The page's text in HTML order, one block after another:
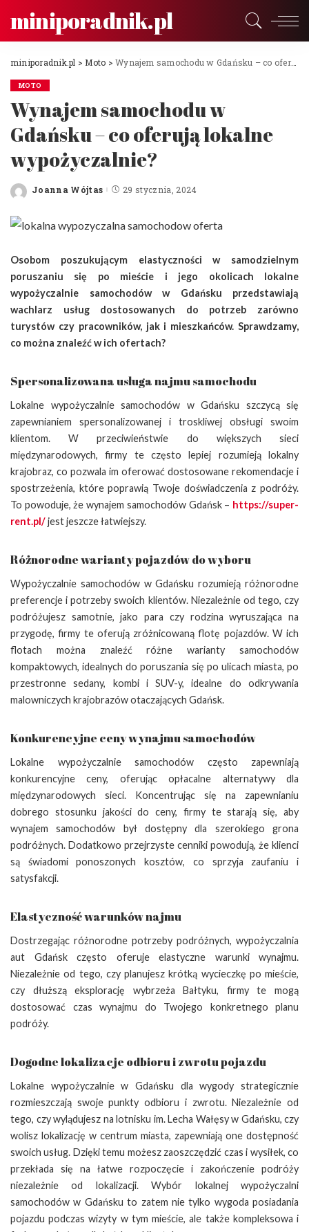
miniporadnik.pl
miniporadnik.pl > Moto >Wynajem samochodu w Gdańsku – co oferują lokalne wypożyczalnie?
MOTO
Wynajem samochodu w
Gdańsku – co oferują lokalne
wypożyczalnie?
Posted
Joanna Wójtas 29 stycznia, 2024
Osobom poszukującym elastyczności w samodzielnym
poruszaniu się po mieście i jego okolicach lokalne
wypożyczalnie samochodów w Gdańsku przedstawiają
wachlarz usług dostosowanych do potrzeb zarówno
turystów czy pracowników, jak i mieszkańców. Sprawdzamy,
co można znaleźć w ich ofertach?
Spersonalizowana usługa najmu samochodu
Lokalne wypożyczalnie samochodów w Gdańsku szczycą się
zapewnianiem spersonalizowanej i troskliwej obsługi swoim
klientom. W przeciwieństwie do większych sieci
międzynarodowych, firmy te często lepiej rozumieją lokalny
krajobraz, co pozwala im oferować dostosowane rekomendacje i
spostrzeżenia, które poprawią Twoje doświadczenia z podróży.
To powoduje, że wynajem samochodów Gdańsk – https://super-
rent.pl/jest jeszcze łatwiejszy.
Różnorodne warianty pojazdów do wyboru
Wypożyczalnie samochodów w Gdańsku rozumieją różnorodne
preferencje i potrzeby swoich klientów. Niezależnie od tego, czy
podróżujesz samotnie, jako para czy rodzina wyruszająca na
przygodę, firmy te oferują zróżnicowaną flotę pojazdów. W ich
flotach można znaleźć różne warianty samochodów
kompaktowych, idealnych do poruszania się po ulicach miasta, po
przestronne sedany, kombi i SUV-y, idealne do odkrywania
malowniczych krajobrazów otaczających Gdańsk.
Konkurencyjne ceny wynajmu samochodów
Lokalne wypożyczalnie samochodów często zapewniają
konkurencyjne ceny, oferując opłacalne alternatywy dla
międzynarodowych sieci. Koncentrując się na zapewnianiu
dobrego stosunku jakości do ceny, firmy te starają się, aby
wynajem samochodów był dostępny dla szerokiego grona
podróżnych. Dodatkowo przejrzyste cenniki powodują, że klienci
są świadomi ponoszonych kosztów, co sprzyja zaufaniu i
satysfakcji.
Elastyczność warunków najmu
Dostrzegając różnorodne potrzeby podróżnych, wypożyczalnia
aut Gdańsk często oferuje elastyczne warunki wynajmu.
Niezależnie od tego, czy planujesz krótką wycieczkę po mieście,
czy dłuższą eksplorację wybrzeża Bałtyku, firmy te mogą
dostosować czas wynajmu do Twojego konkretnego planu
podróży.
Dogodne lokalizacje odbioru i zwrotu pojazdu
Lokalne wypożyczalnie w Gdańsku dla wygody strategicznie
rozmieszczają swoje punkty odbioru i zwrotu. Niezależnie od
tego, czy wylądujesz na lotnisku im. Lecha Wałęsy w Gdańsku, czy
wolisz lokalizację w centrum miasta, zapewniają one dostępność
swoich usług. Dzięki temu możesz zaoszczędzić czas i wysiłek, co
przekłada się na łatwe rozpoczęcie i zakończenie podróży
niezależnie od lokalizacji. Wybór lokalnej wypożyczalni
samochodów w Gdańsku to zatem nie tylko wygoda posiadania
pojazdu podczas wizyty w tym mieście, ale także kompleksowa i